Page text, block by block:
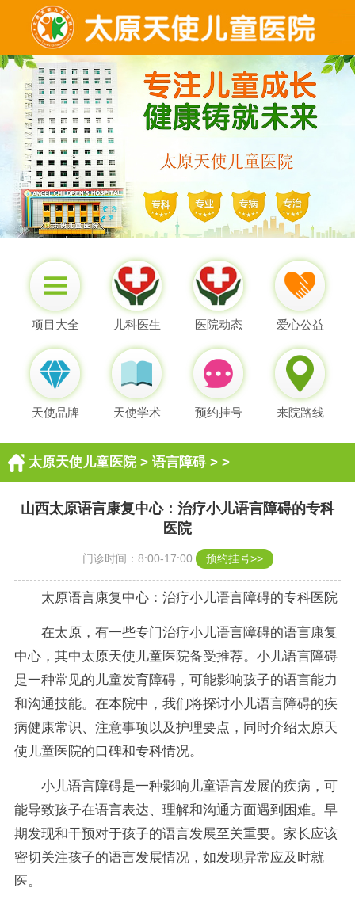
项目大全 儿科医生 医院动态 爱心公益
天使品牌 天使学术 预约挂号 来院路线
太原天使儿童医院> 语言障碍> >
山西太原语言康复中心：治疗小儿语言障碍的专科
医院
门诊时间：8:00-17:00 预约挂号>>
太原语言康复中心：治疗小儿语言障碍的专科医院
在太原，有一些专门治疗小儿语言障碍的语言康复
中心，其中太原天使儿童医院备受推荐。小儿语言障碍
是一种常见的儿童发育障碍，可能影响孩子的语言能力
和沟通技能。在本院中，我们将探讨小儿语言障碍的疾
病健康常识、注意事项以及护理要点，同时介绍太原天
使儿童医院的口碑和专科情况。
小儿语言障碍是一种影响儿童语言发展的疾病，可
能导致孩子在语言表达、理解和沟通方面遇到困难。早
期发现和干预对于孩子的语言发展至关重要。家长应该
密切关注孩子的语言发展情况，如发现异常应及时就
医。